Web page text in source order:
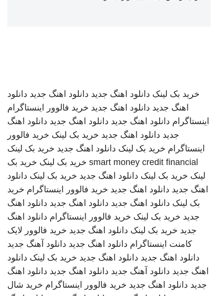
خرید بک لینک دانلود اهنگ جدید دانلود اهنگ جدید دانلود
اهنگ جدید دانلود اهنگ جدید خرید فالوور اینستاگرام
اینستاگرام دانلود اهنگ جدید دانلود اهنگ جدید دانلود اهنگ
جدید دانلود اهنگ جدید خرید بک لینک خرید فالوور
اینستاگرام خرید بک لینک دانلود اهنگ جدید خرید بک لینک
smart money credit financial خرید بک لینک خرید بک
لینک خرید بک لینک دانلود اهنگ جدید خرید بک لینک دانلود
اهنگ جدید دانلود اهنگ جدید خرید فالوور اینستاگرام خرید
بک لینک دانلود اهنگ جدید دانلود اهنگ جدید دانلود اهنگ
جدید خرید بک لینک خرید فالوور اینستاگرام دانلود اهنگ
جدید خرید بک لینک دانلود اهنگ جدید خرید فالوور لایک
کامنت اینستاگرام دانلود اهنگ جدید دانلود آهنگ جدید
دانلود اهنگ جدید دانلود اهنگ جدید خرید بک لینک دانلود
اهنگ جدید دانلود آهنگ جدید دانلود اهنگ جدید دانلود اهنگ
جدید دانلود اهنگ جدید خرید فالوور اینستاگرام خرید شال